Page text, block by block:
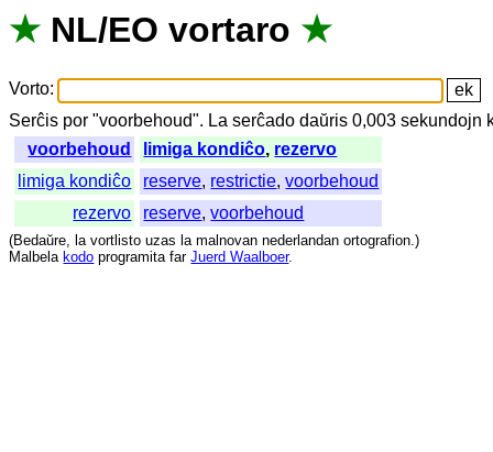
★ NL/EO vortaro ★
Vorto:
Serĉis por "voorbehoud". La serĉado daŭris 0,003sekundojn
voorbehoud
limiga kondiĉo, rezervo
limiga kondiĉo
reserve, restrictie,voorbehoud
rezervo
reserve,voorbehoud
(Bedaŭre, la vortlisto uzas la malnovan nederlandan ortografion.)
Malbela kodo programita far Juerd Waalboer.